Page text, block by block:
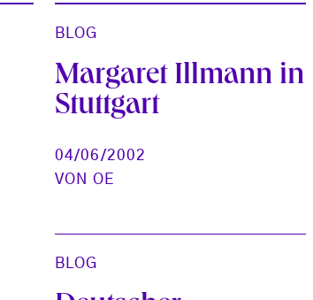
BLOG
Margaret Illmann in
Stuttgart
04/06/2002
VON OE
BLOG